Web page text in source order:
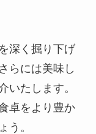
深く掘り下げ
らには美味し
いたします。
卓をより豊か
う。